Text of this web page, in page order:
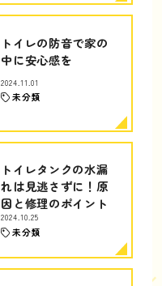
トイレの防音で家の
中に安心感を
2024.11.01
未分類
トイレタンクの水漏
れは見逃さずに！原
因と修理のポイント
2024.10.25
未分類